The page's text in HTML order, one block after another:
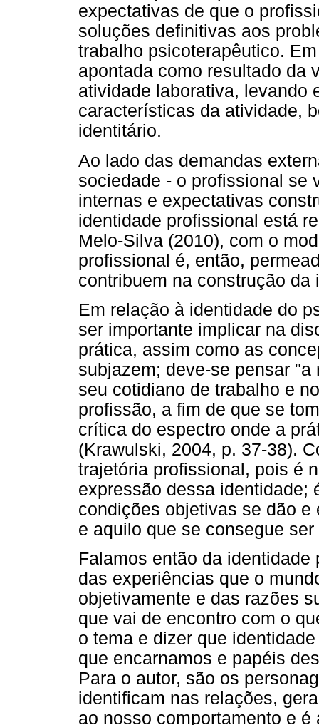
expectativas de que o
soluções definitivas aos
trabalho psicoterapêutico.
apontada como resultado da
atividade laborativa, levando
características da atividade,
identitário.
Ao lado das demandas
sociedade - o profissional se
internas e expectativas
identidade profissional está
Melo-Silva (2010), com o
profissional é, então,
contribuem na construção
Em relação à identidade do
ser importante implicar na
prática, assim como as
subjazem; deve-se pensar
seu cotidiano de trabalho e
profissão, a fim de que se
crítica do espectro onde a
(Krawulski, 2004, p. 37-38).
trajetória profissional, pois é
expressão dessa identidade;
condições objetivas se dão
e aquilo que se consegue
Falamos então da
das experiências que o
objetivamente e das razões
que vai de encontro com o
o tema e dizer que
que encarnamos e papéis
Para o autor, são os
identificam nas relações,
ao nosso comportamento e